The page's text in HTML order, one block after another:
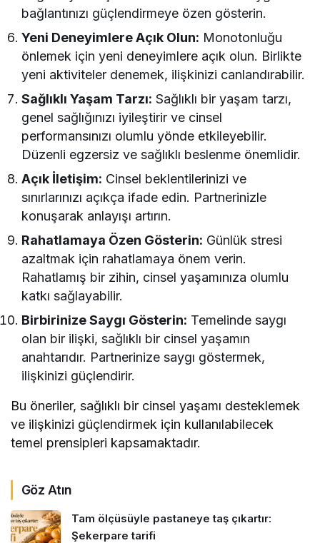
bağlantınızı güçlendirmeye özen gösterin.
Yeni Deneyimlere Açık Olun: Monotonluğu
önlemek için yeni deneyimlere açık olun. Birlikte
yeni aktiviteler denemek, ilişkinizi canlandırabilir.
Sağlıklı Yaşam Tarzı: Sağlıklı bir yaşam tarzı,
genel sağlığınızı iyileştirir ve cinsel
performansınızı olumlu yönde etkileyebilir.
Düzenli egzersiz ve sağlıklı beslenme önemlidir.
Açık İletişim: Cinsel beklentilerinizi ve
sınırlarınızı açıkça ifade edin. Partnerinizle
konuşarak anlayışı artırın.
Rahatlamaya Özen Gösterin: Günlük stresi
azaltmak için rahatlamaya önem verin.
Rahatlamış bir zihin, cinsel yaşamınıza olumlu
katkı sağlayabilir.
Birbirinize Saygı Gösterin: Temelinde saygı
olan bir ilişki, sağlıklı bir cinsel yaşamın
anahtarıdır. Partnerinize saygı göstermek,
ilişkinizi güçlendirir.
Bu öneriler, sağlıklı bir cinsel yaşamı desteklemek
ve ilişkinizi güçlendirmek için kullanılabilecek
temel prensipleri kapsamaktadır.
Göz Atın
Tam ölçüsüyle pastaneye taş çıkartır:
Şekerpare tarifi